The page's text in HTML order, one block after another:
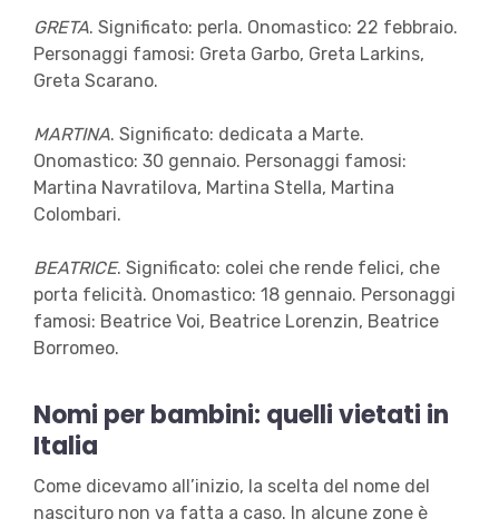
GRETA. Significato: perla. Onomastico: 22 febbraio.
Personaggi famosi: Greta Garbo, Greta Larkins,
Greta Scarano.
MARTINA. Significato: dedicata a Marte.
Onomastico: 30 gennaio. Personaggi famosi:
Martina Navratilova, Martina Stella, Martina
Colombari.
BEATRICE. Significato: colei che rende felici, che
porta felicità. Onomastico: 18 gennaio. Personaggi
famosi: Beatrice Voi, Beatrice Lorenzin, Beatrice
Borromeo.
Nomi per bambini: quelli vietati in
Italia
Come dicevamo all’inizio, la scelta del nome del
nascituro non va fatta a caso. In alcune zone è